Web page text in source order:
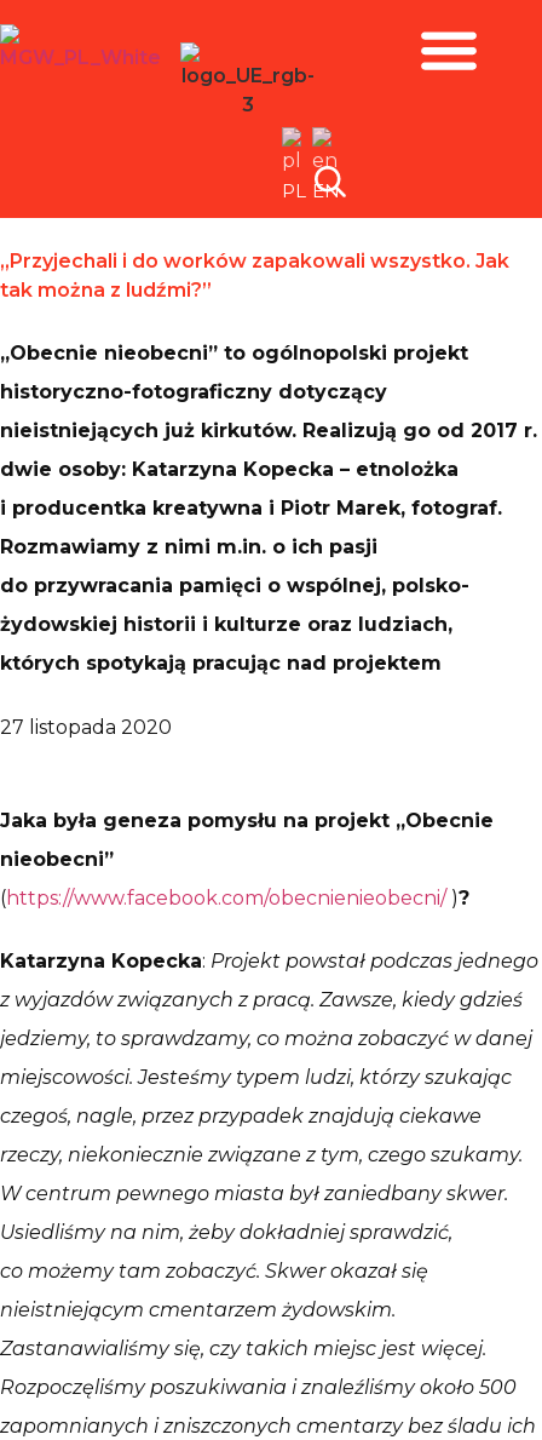
PL EN
„Przyjechali i do worków zapakowali wszystko. Jak
tak można z ludźmi?”
„Obecnie nieobecni” to ogólnopolski projekt
historyczno-fotograficzny dotyczący
nieistniejących już kirkutów. Realizują go od 2017 r.
dwie osoby: Katarzyna Kopecka – etnolożka
i producentka kreatywna i Piotr Marek, fotograf.
Rozmawiamy z nimi m.in. o ich pasji
do przywracania pamięci o wspólnej, polsko-
żydowskiej historii i kulturze oraz ludziach,
których spotykają pracując nad projektem
27 listopada 2020
Jaka była geneza pomysłu na projekt „Obecnie
nieobecni”
(https://www.facebook.com/obecnienieobecni/)?
Katarzyna Kopecka: Projekt powstał podczas jednego
z wyjazdów związanych z pracą. Zawsze, kiedy gdzieś
jedziemy, to sprawdzamy, co można zobaczyć w danej
miejscowości. Jesteśmy typem ludzi, którzy szukając
czegoś, nagle, przez przypadek znajdują ciekawe
rzeczy, niekoniecznie związane z tym, czego szukamy.
W centrum pewnego miasta był zaniedbany skwer.
Usiedliśmy na nim, żeby dokładniej sprawdzić,
co możemy tam zobaczyć. Skwer okazał się
nieistniejącym cmentarzem żydowskim.
Zastanawialiśmy się, czy takich miejsc jest więcej.
Rozpoczęliśmy poszukiwania i znaleźliśmy około 500
zapomnianych i zniszczonych cmentarzy bez śladu ich